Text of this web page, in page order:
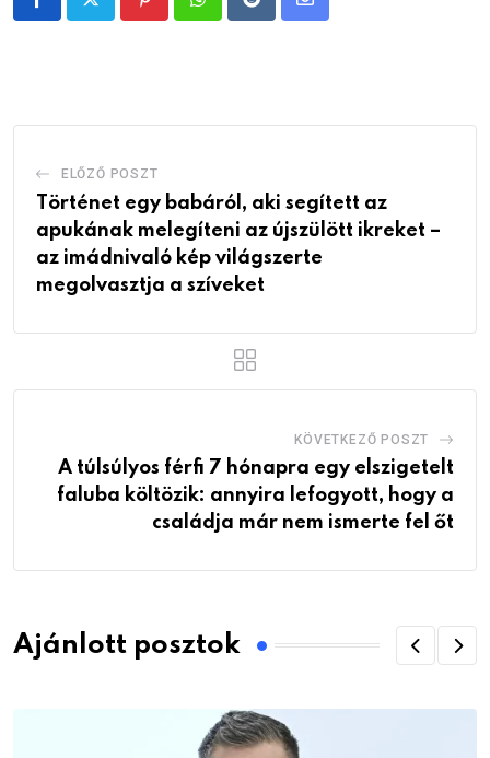
PinterestWhatsappRedditShare
ELŐZŐ POSZT
Történet egy babáról, aki segített az
apukának melegíteni az újszülött ikreket –
az imádnivaló kép világszerte
megolvasztja a szíveket
KÖVETKEZŐ POSZT
A túlsúlyos férfi 7 hónapra egy elszigetelt
faluba költözik: annyira lefogyott, hogy a
családja már nem ismerte fel őt
Ajánlott posztok